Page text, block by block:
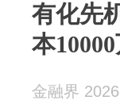
有化先
本
金融界